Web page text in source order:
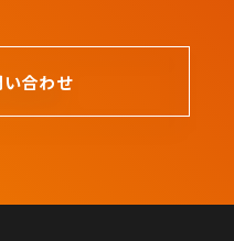
い合わせ